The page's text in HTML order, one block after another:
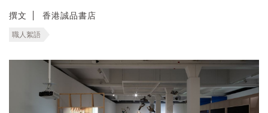
撰文 香港誠品書店
職人絮語